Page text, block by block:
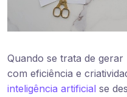
Quando se trata de
com eficiência e
inteligência artificial se